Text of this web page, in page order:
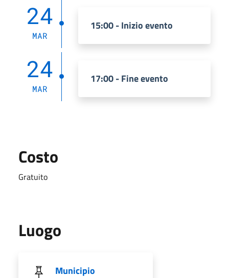
24
MAR
15:00 - Inizio evento
24
MAR
17:00 - Fine evento
Costo
Gratuito
Luogo
Municipio